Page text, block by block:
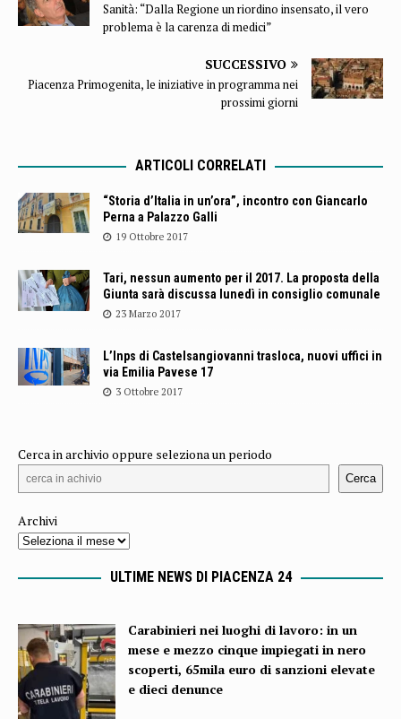
Sanità: “Dalla Regione un riordino insensato, il vero
problema è la carenza di medici”
SUCCESSIVO
Piacenza Primogenita, le iniziative in programma nei
prossimi giorni
ARTICOLI CORRELATI
“Storia d’Italia in un’ora”, incontro con Giancarlo
Perna a Palazzo Galli
19 Ottobre 2017
Tari, nessun aumento per il 2017. La proposta della
Giunta sarà discussa lunedì in consiglio comunale
23 Marzo 2017
L’Inps di Castelsangiovanni trasloca, nuovi uffici in
via Emilia Pavese 17
3 Ottobre 2017
Cerca in archivio oppure seleziona un periodo
Cerca
Archivi
ULTIME NEWS DI PIACENZA 24
Carabinieri nei luoghi di lavoro: in un
mese e mezzo cinque impiegati in nero
scoperti, 65mila euro di sanzioni elevate
e dieci denunce